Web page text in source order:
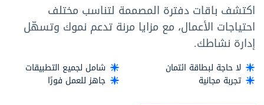
اكتشف باقات دفترة المصممة لتناسب مختلف
احتياجات الأعمال، مع مزايا مرنة تدعم نموك وتسهّل
إدارة نشاطك.
تجربة مجانية
لا حاجة لبطاقة ائتمان
جاهز للعمل فورًا
شامل لجميع التطبيقات